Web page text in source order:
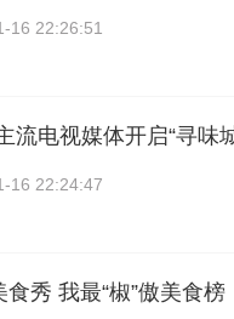
16 22:26:51
流电视媒体开启“寻味
16 22:24:47
食秀 我最“椒”傲美食榜